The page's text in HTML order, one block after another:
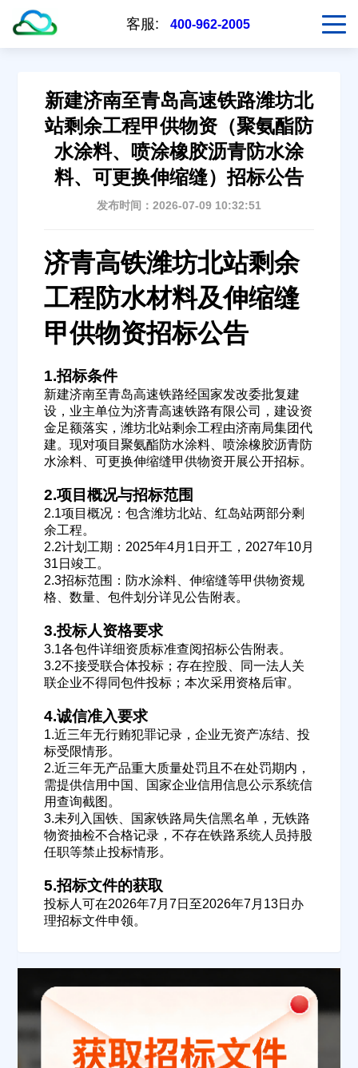
客服: 400-962-2005
新建济南至青岛高速铁路潍坊北
站剩余工程甲供物资（聚氨酯防
水涂料、喷涂橡胶沥青防水涂
料、可更换伸缩缝）招标公告
发布时间：2026-07-09 10:32:51
济青高铁潍坊北站剩余
工程防水材料及伸缩缝
甲供物资招标公告
1.招标条件
新建济南至青岛高速铁路经国家发改委批复建
设，业主单位为济青高速铁路有限公司，建设资
金足额落实，潍坊北站剩余工程由济南局集团代
建。现对项目聚氨酯防水涂料、喷涂橡胶沥青防
水涂料、可更换伸缩缝甲供物资开展公开招标。
2.项目概况与招标范围
2.1项目概况：包含潍坊北站、红岛站两部分剩
余工程。
2.2计划工期：2025年4月1日开工，2027年10月
31日竣工。
2.3招标范围：防水涂料、伸缩缝等甲供物资规
格、数量、包件划分详见公告附表。
3.投标人资格要求
3.1各包件详细资质标准查阅招标公告附表。
3.2不接受联合体投标；存在控股、同一法人关
联企业不得同包件投标；本次采用资格后审。
4.诚信准入要求
1.近三年无行贿犯罪记录，企业无资产冻结、投
标受限情形。
2.近三年无产品重大质量处罚且不在处罚期内，
需提供信用中国、国家企业信用信息公示系统信
用查询截图。
3.未列入国铁、国家铁路局失信黑名单，无铁路
物资抽检不合格记录，不存在铁路系统人员持股
任职等禁止投标情形。
5.招标文件的获取
投标人可在2026年7月7日至2026年7月13日办
理招标文件申领。
欢迎入驻供应商 ဆ
公司名称
经办人